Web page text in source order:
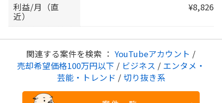
利益/月（直
近）
¥8,826
関連する案件を検索 ： YouTubeアカウント /
売却希望価格100万円以下 / ビジネス / エンタメ・
芸能・トレンド / 切り抜き系